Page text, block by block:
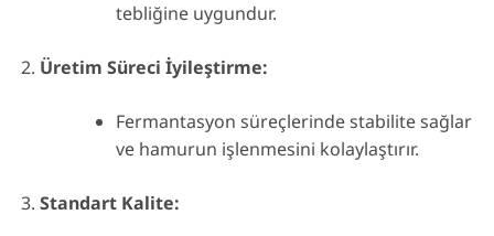
tebliğine uygundur.
Üretim Süreci İyileştirme:
Fermantasyon süreçlerinde stabilite sağlar
ve hamurun işlenmesini kolaylaştırır.
Standart Kalite: